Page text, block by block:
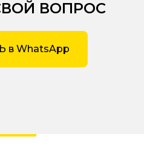
ВОПРОС
в WhatsApp